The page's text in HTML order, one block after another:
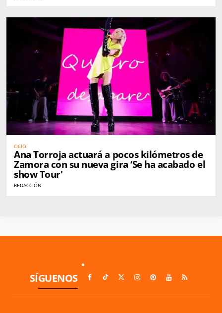
OCIO
Ana Torroja actuará a pocos kilómetros de
Zamora con su nueva gira ‘Se ha acabado el
show Tour'
REDACCIÓN
SÍGUENOS